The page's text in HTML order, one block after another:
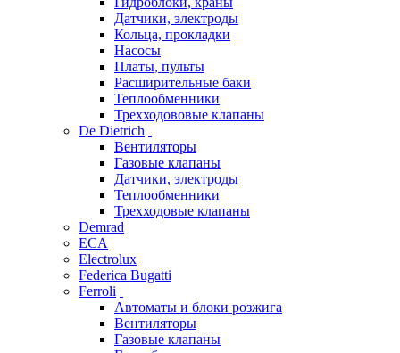
Датчики, электроды
Кольца, прокладки
Насосы
Платы, пульты
Расширительные баки
Теплообменники
Трехходововые клапаны
De Dietrich
Вентиляторы
Газовые клапаны
Датчики, электроды
Теплообменники
Трехходовые клапаны
Demrad
ECA
Electrolux
Federica Bugatti
Ferroli
Автоматы и блоки розжига
Вентиляторы
Газовые клапаны